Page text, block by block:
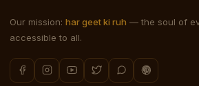
Our mission: har geet ki ruh — the soul of
accessible to all.